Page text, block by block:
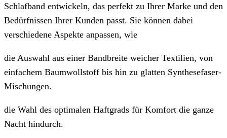
Schlafband entwickeln, das perfekt zu Ihrer Marke und den
Bedürfnissen Ihrer Kunden passt. Sie können dabei
verschiedene Aspekte anpassen, wie
die Auswahl aus einer Bandbreite weicher Textilien, von
einfachem Baumwollstoff bis hin zu glatten Synthesefaser-
Mischungen.
die Wahl des optimalen Haftgrads für Komfort die ganze
Nacht hindurch.